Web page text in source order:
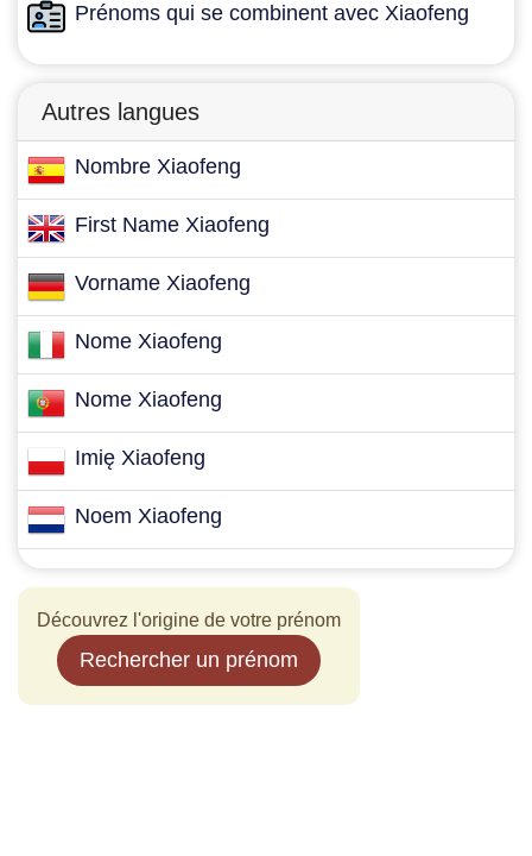
Prénoms qui se combinent avec Xiaofeng
Autres langues
Nombre Xiaofeng
First Name Xiaofeng
Vorname Xiaofeng
Nome Xiaofeng
Nome Xiaofeng
Imię Xiaofeng
Noem Xiaofeng
Découvrez l'origine de votre prénom
Rechercher un prénom